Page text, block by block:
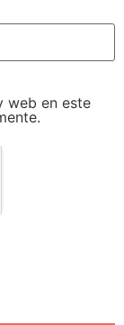
web en este